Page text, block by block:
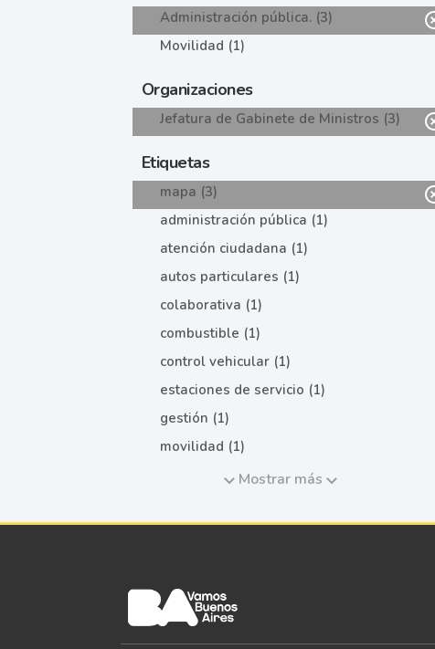
Administración pública. (3)
Movilidad (1)
Organizaciones
Jefatura de Gabinete de Ministros (3)
Etiquetas
mapa (3)
administración pública (1)
atención ciudadana (1)
autos particulares (1)
colaborativa (1)
combustible (1)
control vehicular (1)
estaciones de servicio (1)
gestión (1)
movilidad (1)
Mostrar más